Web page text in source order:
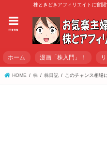
株ときどきアフィリエイトに奮
menu
ホーム 漫画「株入門」！
HOME 株 株日記 このチャンス相場